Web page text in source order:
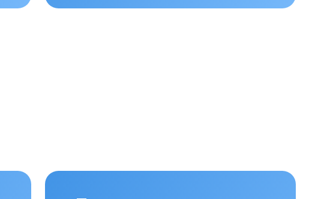
(понедельник — пятница). Срок